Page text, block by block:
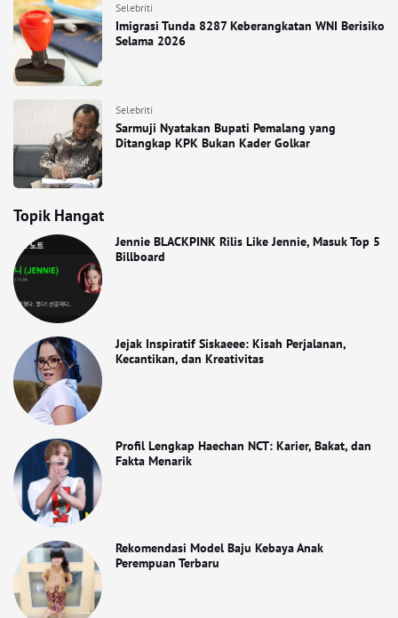
Selebriti
Imigrasi Tunda 8287 Keberangkatan WNI Berisiko
Selama 2026
Selebriti
Sarmuji Nyatakan Bupati Pemalang yang
Ditangkap KPK Bukan Kader Golkar
Topik Hangat
Jennie BLACKPINK Rilis Like Jennie, Masuk Top 5
Billboard
Jejak Inspiratif Siskaeee: Kisah Perjalanan,
Kecantikan, dan Kreativitas
Profil Lengkap Haechan NCT: Karier, Bakat, dan
Fakta Menarik
Rekomendasi Model Baju Kebaya Anak
Perempuan Terbaru